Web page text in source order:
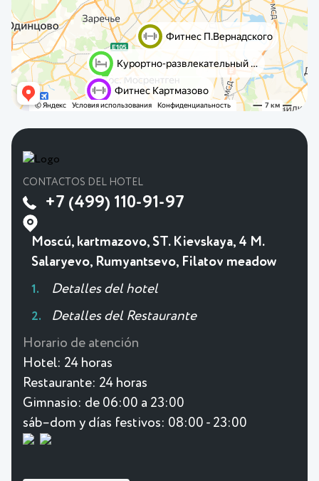
CONTACTOS DEL HOTEL
+7 (499) 110-91-97
Moscú, kartmazovo, ST. Kievskaya, 4 M.
Salaryevo, Rumyantsevo, Filatov meadow
Detalles del hotel
Detalles del Restaurante
Horario de atención
Hotel: 24 horas
Restaurante: 24 horas
Gimnasio: de 06:00 a 23:00
sáb–dom y días festivos: 08:00 - 23:00